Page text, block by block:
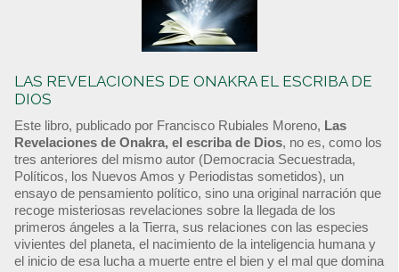
LAS REVELACIONES DE ONAKRA EL ESCRIBA DE
DIOS
Este libro, publicado por Francisco Rubiales Moreno, Las
Revelaciones de Onakra, el escriba de Dios, no es, como los
tres anteriores del mismo autor (Democracia Secuestrada,
Políticos, los Nuevos Amos y Periodistas sometidos), un
ensayo de pensamiento político, sino una original narración que
recoge misteriosas revelaciones sobre la llegada de los
primeros ángeles a la Tierra, sus relaciones con las especies
vivientes del planeta, el nacimiento de la inteligencia humana y
el inicio de esa lucha a muerte entre el bien y el mal que domina